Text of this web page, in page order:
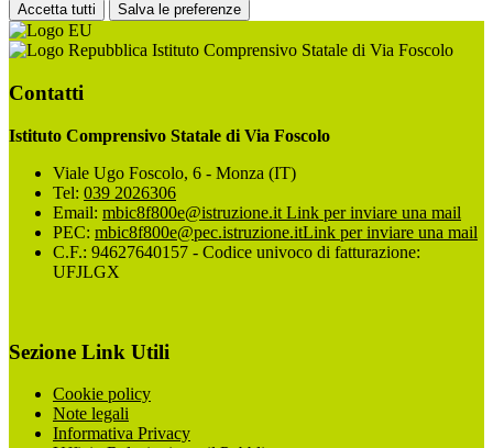
Accetta tutti Salva le preferenze
Istituto Comprensivo Statale di Via Foscolo
Contatti
Istituto Comprensivo Statale di Via Foscolo
Viale Ugo Foscolo, 6 - Monza (IT)
Tel: 039 2026306
Email: mbic8f800e@istruzione.it Link per inviare una mail
PEC: mbic8f800e@pec.istruzione.itLink per inviare una mail
C.F.: 94627640157 - Codice univoco di fatturazione:
UFJLGX
Sezione Link Utili
Cookie policy
Note legali
Informativa Privacy